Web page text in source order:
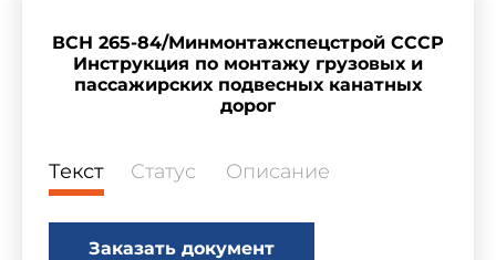
ВСН 265-84/Минмонтажспецстрой СССР
Инструкция по монтажу грузовых и
пассажирских подвесных канатных
дорог
Текст Статус Описание
Заказать документ